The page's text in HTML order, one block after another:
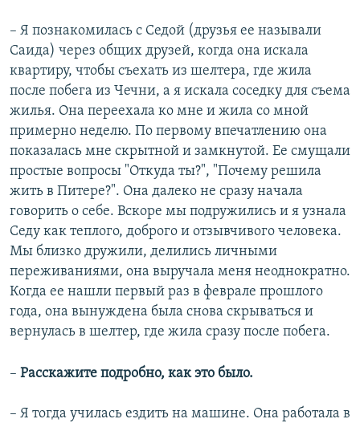
– Я познакомилась с Седой (друзья ее называли
Саида) через общих друзей, когда она искала
квартиру, чтобы съехать из шелтера, где жила
после побега из Чечни, а я искала соседку для съема
жилья. Она переехала ко мне и жила со мной
примерно неделю. По первому впечатлению она
показалась мне скрытной и замкнутой. Ее смущали
простые вопросы "Откуда ты?", "Почему решила
жить в Питере?". Она далеко не сразу начала
говорить о себе. Вскоре мы подружились и я узнала
Седу как теплого, доброго и отзывчивого человека.
Мы близко дружили, делились личными
переживаниями, она выручала меня неоднократно.
Когда ее нашли первый раз в феврале прошлого
года, она вынуждена была снова скрываться и
вернулась в шелтер, где жила сразу после побега.
– Расскажите подробно, как это было.
– Я тогда училась ездить на машине. Она работала в